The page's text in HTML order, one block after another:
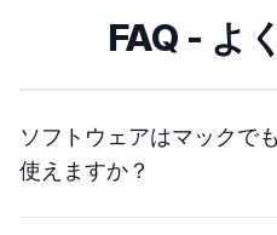
FAQ - よ
ソフトウェアはマックで
使えますか？